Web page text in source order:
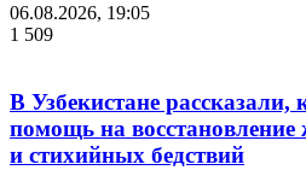
06.08.2026, 19:05
1 509
В Узбекистане рассказали,
помощь на
и стихийных бедствий